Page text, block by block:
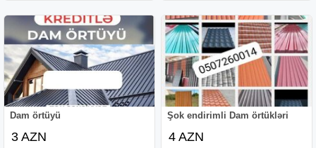
Dam örtüyü
3 AZN
Şok endirimli Dam örtükləri
4 AZN